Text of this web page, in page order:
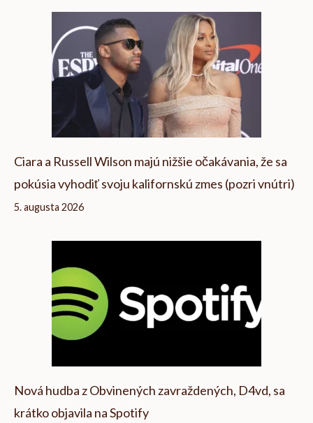
Ciara a Russell Wilson majú nižšie očakávania, že sa
pokúsia vyhodiť svoju kalifornskú zmes (pozri vnútri)
5. augusta 2026
Nová hudba z Obvinených zavraždených, D4vd, sa
krátko objavila na Spotify